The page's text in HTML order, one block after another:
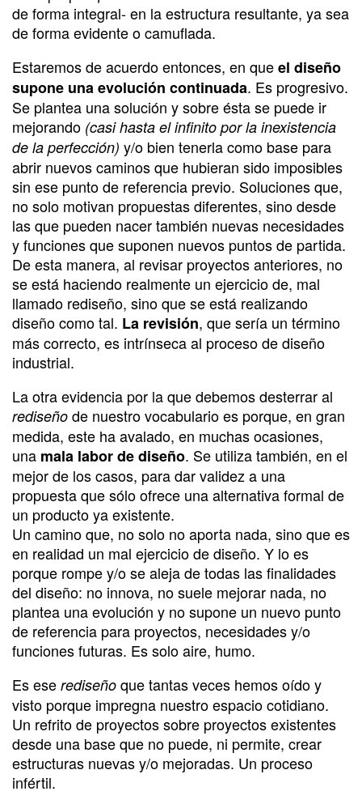
de forma integral- en la estructura resultante, ya sea
de forma evidente o camuflada.
Estaremos de acuerdo entonces, en queel diseño
supone una evolución continuada. Es progresivo.
Se plantea una solución y sobre ésta se puede ir
mejorando (casi hasta el infinito por la inexistencia
de la perfección) y/o bien tenerla como base para
abrir nuevos caminos que hubieran sido imposibles
sin ese punto de referencia previo. Soluciones que,
no solo motivan propuestas diferentes, sino desde
las que pueden nacer también nuevas necesidades
y funciones que suponen nuevos puntos de partida.
De esta manera, al revisar proyectos anteriores, no
se está haciendo realmente un ejercicio de, mal
llamado rediseño, sino que se está realizando
diseño como tal. La revisión, que sería un término
más correcto, es intrínseca al proceso de diseño
industrial.
La otra evidencia por la que debemos desterrar al
rediseño de nuestro vocabulario es porque, en gran
medida, este ha avalado, en muchas ocasiones,
una mala labor de diseño. Se utiliza también, en el
mejor de los casos, para dar validez a una
propuesta que sólo ofrece una alternativa formal de
un producto ya existente.
Un camino que, no solo no aporta nada, sino que es
en realidad un mal ejercicio de diseño. Y lo es
porque rompe y/o se aleja de todas las finalidades
del diseño: no innova, no suele mejorar nada, no
plantea una evolución y no supone un nuevo punto
de referencia para proyectos, necesidades y/o
funciones futuras. Es solo aire, humo.
Es ese rediseño que tantas veces hemos oído y
visto porque impregna nuestro espacio cotidiano.
Un refrito de proyectos sobre proyectos existentes
desde una base que no puede, ni permite, crear
estructuras nuevas y/o mejoradas. Un proceso
infértil.